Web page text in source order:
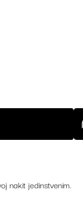
nakit jedinstvenim.